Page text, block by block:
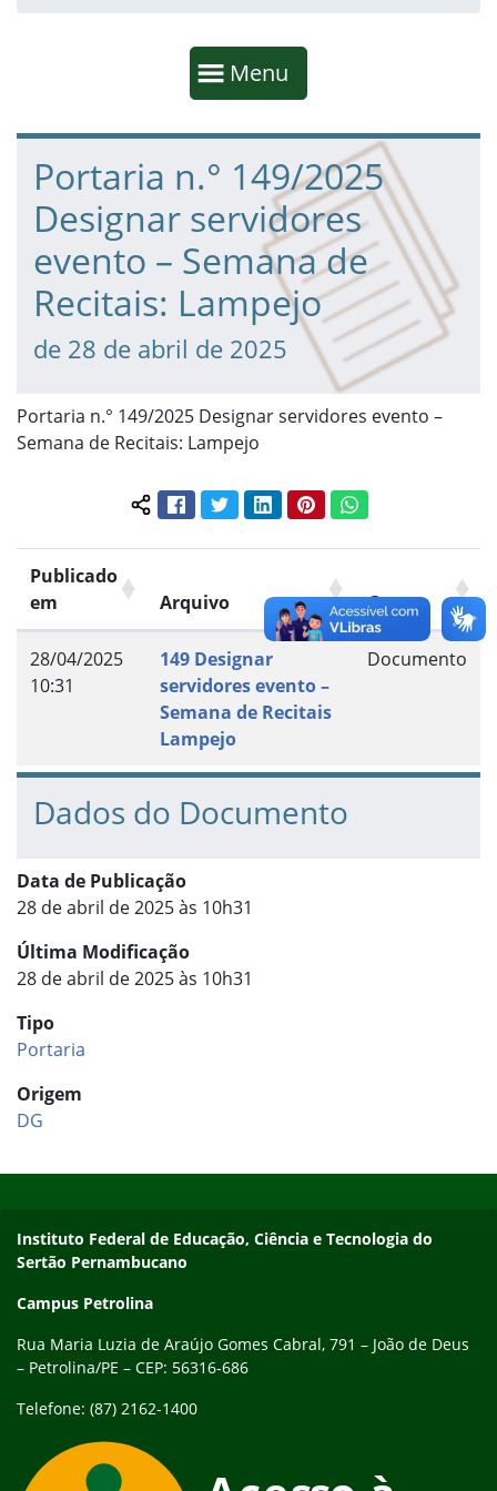
Mostrar
Menu
Fim da navegação
Início do conteúdo
Portaria n.° 149/2025
Designar servidores
evento – Semana de
Recitais: Lampejo
de 28 de abril de 2025
Portaria n.° 149/2025 Designar servidores evento –
Semana de Recitais: Lampejo
Compartilhar conteúdo:
FacebookTwitterLinkedInPinterestWhatsApp
Publicado
em
Arquivo Grupo
28/04/2025
10:31
149 Designar
servidores evento –
Semana de Recitais
Lampejo
Documento
Dados do Documento
Data de Publicação
28 de abril de 2025 às 10h31
Última Modificação
28 de abril de 2025 às 10h31
Tipo
Portaria
Origem
DG
Endereço
Instituto Federal de Educação, Ciência e Tecnologia do
Sertão Pernambucano
Campus Petrolina
Rua Maria Luzia de Araújo Gomes Cabral, 791 – João de Deus
– Petrolina/PE – CEP: 56316-686
Telefone: (87) 2162-1400